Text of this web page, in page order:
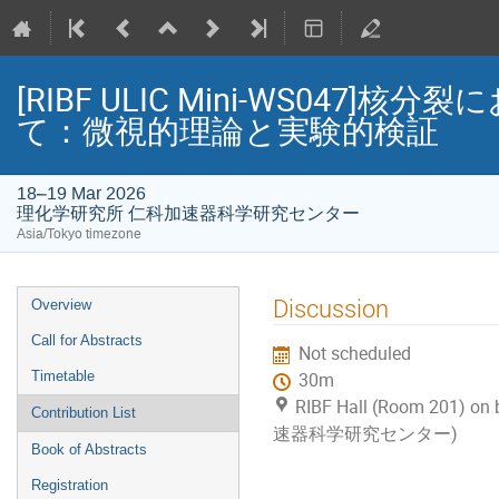
[RIBF ULIC Mini-WS047]核分裂
て：微視的理論と実験的検証
18–19 Mar 2026
理化学研究所 仁科加速器科学研究センター
Asia/Tokyo timezone
Event
menu
Overview
Call for Abstracts
Timetable
Contribution List
Book of Abstracts
Registration
Discussion
Not scheduled
30m
RIBF Hall (Room 201)
速器科学研究センター)